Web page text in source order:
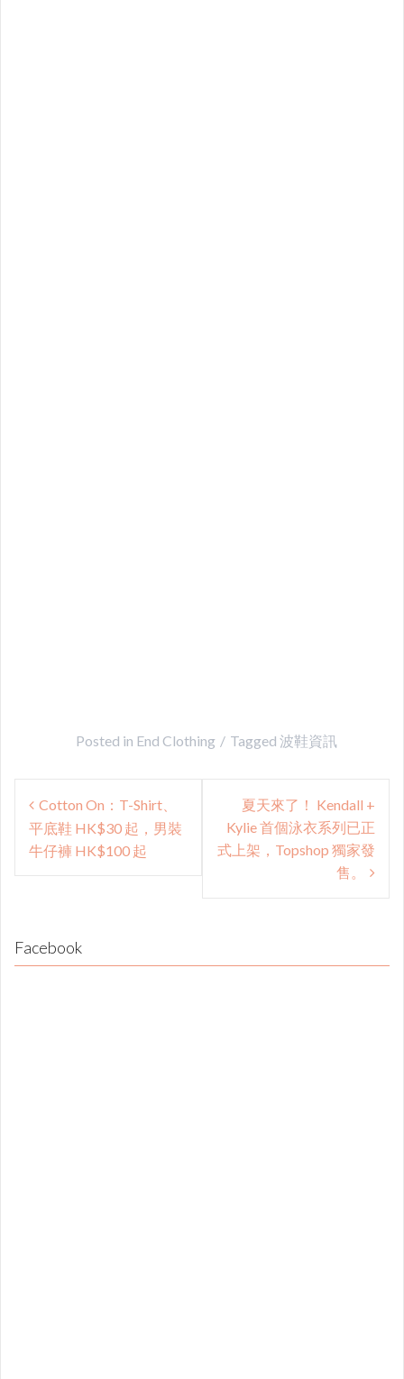
Posted in End Clothing Tagged 波鞋資訊
Post
navigation
Cotton On：T-Shirt、
平底鞋 HK$30 起，男裝
牛仔褲 HK$100 起
夏天來了！ Kendall +
Kylie 首個泳衣系列已正
式上架，Topshop 獨家發
售。
Facebook